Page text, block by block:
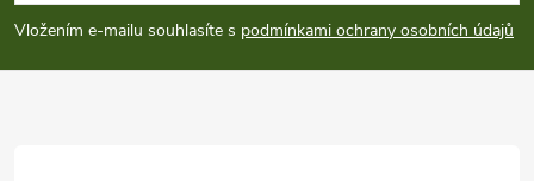
pVložením e-mailu souhlasíte s podmínkami ochrany osobních údajů